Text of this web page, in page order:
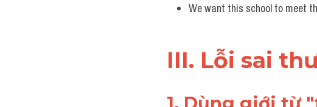
We want this school to meet
III. Lỗi sai